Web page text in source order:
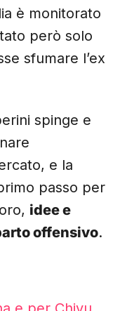
è monitorato
però solo
sfumare l’ex
spinge e
e la
passo per
idee e
offensivo.